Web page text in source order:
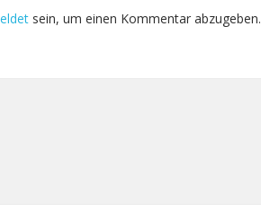
sein, um einen Kommentar abzugeben.